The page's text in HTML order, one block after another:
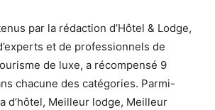
par la rédaction d’Hôtel & Lodge,
et de professionnels de
de luxe, a récompensé 9
chacune des catégories. Parmi-
d’hôtel, Meilleur lodge, Meilleur